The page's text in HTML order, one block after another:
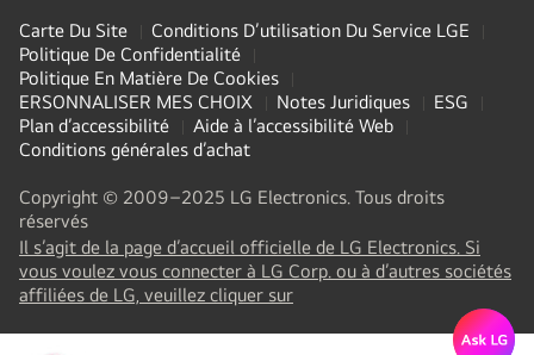
Carte Du Site
Conditions D’utilisation Du Service LGE
Politique De Confidentialité
Politique En Matière De Cookies
ERSONNALISER MES CHOIX
Notes Juridiques
ESG
Plan d’accessibilité
Aide à l’accessibilité Web
Conditions générales d’achat
Copyright © 2009–2025 LG Electronics. Tous droits
réservés
Il s’agit de la page d’accueil officielle de LG Electronics. Si
vous voulez vous connecter à LG Corp. ou à d’autres sociétés
affiliées de LG, veuillez cliquer sur(
a